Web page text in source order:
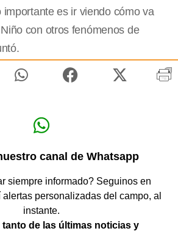
importante es ir viendo cómo va
con otros fenómenos de
canal de Whatsapp
siempre informado? Seguinos en
personalizadas del campo, al
instante.
tanto de las últimas noticias y